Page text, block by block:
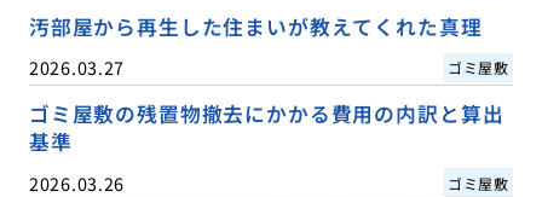
汚部屋から再生した住まいが教えてくれた真理
2026.03.27 ゴミ屋敷
ゴミ屋敷の残置物撤去にかかる費用の内訳と算出
基準
2026.03.26 ゴミ屋敷